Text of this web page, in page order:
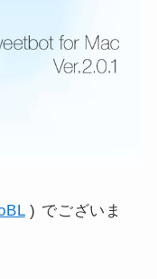
) でございま